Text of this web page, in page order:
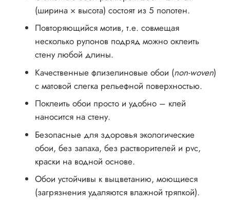
(ширина × высота) состоят из 5 полотен.
Повторяющийся мотив, т.е. совмещая
несколько рулонов подряд можно оклеить
стену любой длины.
Качественные флизелиновые обои (non-woven)
с матовой слегка рельефной поверхностью.
Поклеить обои просто и удобно – клей
наносится на стену.
Безопасные для здоровья экологические
обои, без запаха, без растворителей и pvc,
краски на водной основе.
Обои устойчивы к выцветанию, моющиеся
(загрязнения удаляются влажной тряпкой).